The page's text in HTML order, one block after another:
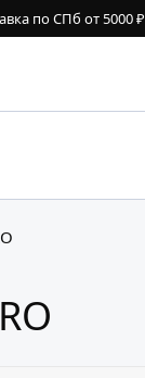
по СПб от 5000 ₽